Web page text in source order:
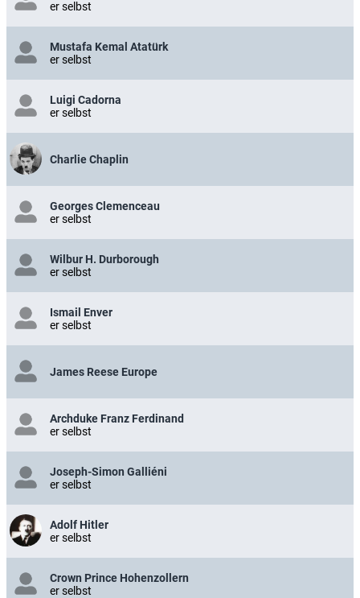
er selbst
Mustafa Kemal Atatürk
er selbst
Luigi Cadorna
er selbst
Charlie Chaplin
Georges Clemenceau
er selbst
Wilbur H. Durborough
er selbst
Ismail Enver
er selbst
James Reese Europe
Archduke Franz Ferdinand
er selbst
Joseph-Simon Galliéni
er selbst
Adolf Hitler
er selbst
Crown Prince Hohenzollern
er selbst